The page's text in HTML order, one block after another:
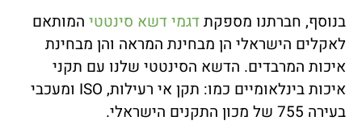
בנוסף, חברתנו מספקתדגמי דשא סינטטי המותאם
לאקלים הישראלי הן מבחינת המראה והן מבחינת
איכות המרבדים. הדשא הסינטטי שלנו עם תקני
איכות בינלאומיים כמו: תקן אי רעילות, ISO ומעכבי
בעירה 755 של מכון התקנים הישראלי.